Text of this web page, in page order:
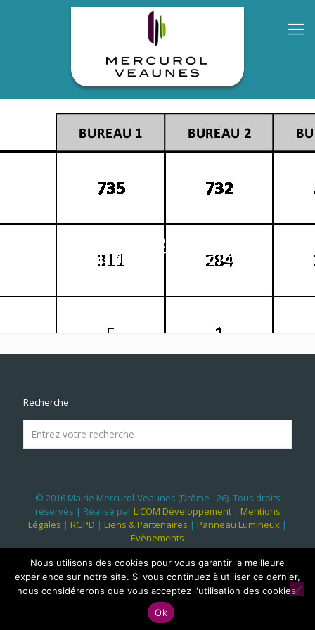
Résultats des élections
Départementales
Recherche
© 2016 Mairie Mercurol-Veaunes (Drôme - 26). Tous droits
réservés | Réalisé par LICOM Développement| Mentions
Légales | RGPD | Liens & Partenaires | Panneau Lumineux |
Évènements
Nous utilisons des cookies pour vous garantir la meilleure
expérience sur notre site. Si vous continuez à utiliser ce dernier,
nous considérerons que vous acceptez l'utilisation des cookies.
Ok